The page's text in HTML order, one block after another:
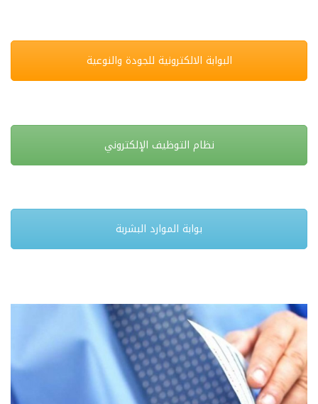
البوابة الالكترونية للجودة والنوعية
نظام التوظيف الإلكتروني
بوابة الموارد البشربة